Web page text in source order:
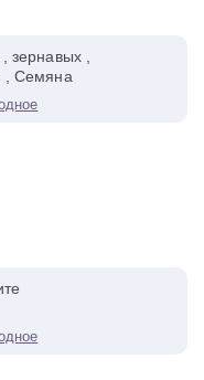
зернавых ,
, Семяна